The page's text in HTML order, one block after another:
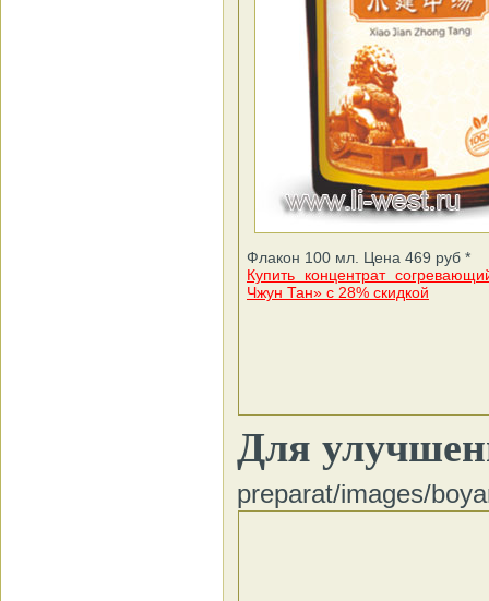
Флакон 100 мл. Цена 469 руб *
Купить концентрат
Чжун Тан» с 28% скидкой
Для
preparat/images/